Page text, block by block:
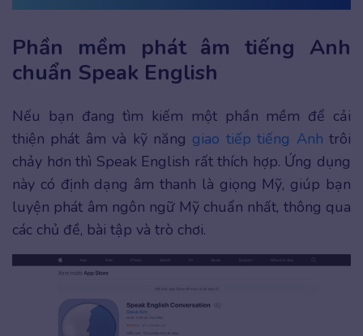
Phần mềm phát âm tiếng Anh
chuẩn Speak English
Nếu bạn đang tìm kiếm một phần mềm để cải
thiện phát âm và kỹ năng giao tiếp tiếng Anh trôi
chảy hơn thì Speak English rất thích hợp. Ứng dụng
này có định dạng âm thanh là giọng Mỹ, giúp bạn
luyện phát âm ngôn ngữ Mỹ chuẩn nhất, thông qua
các chủ đề, bài tập và trò chơi.